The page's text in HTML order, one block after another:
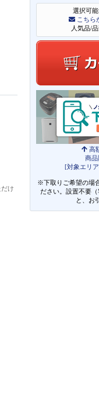
選択可
こちら
人気品/
高
商品
[対象エリ
※下取りご希望の場
ださい。設置不要
と、お
け